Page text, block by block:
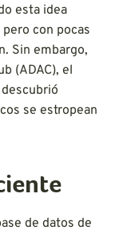
esta idea
con pocas
Sin embargo,
(ADAC), el
se estropean
de datos de